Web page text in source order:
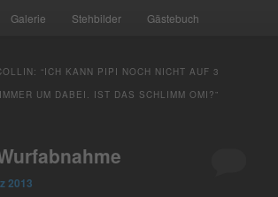
Galerie Stehbilder Gästebuch
“ICH KANN PIPI NOCH NICHT AUF 3
UM DABEI. IST DAS SCHLIMM OMI?”
2013